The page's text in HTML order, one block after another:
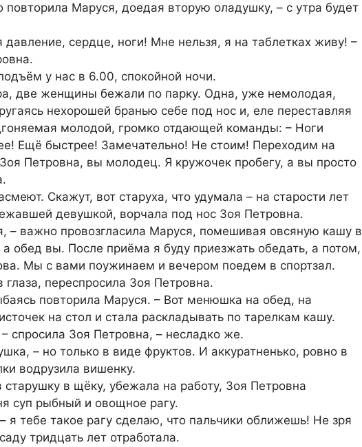
повторила Маруся, доедая вторую оладушку, – с утра будет
сердце, ноги! Мне нельзя, я на таблетках живу! –
у нас в 6.00, спокойной ночи.
две женщины бежали по парку. Одна, уже немолодая,
нехорошей бранью себе под нос и, еле переставляя
молодой, громко отдающей команды: – Ноги
Ещё быстрее! Замечательно! Не стоим! Переходим на
Петровна, вы молодец. Я кружочек пробегу, а вы просто
Скажут, вот старуха, что удумала – на старости лет
девушкой, ворчала под нос Зоя Петровна.
– важно провозгласила Маруся, помешивая овсяную кашу в
обед вы. После приёма я буду приезжать обедать, а потом,
Мы с вами поужинаем и вечером поедем в спортзал.
глаза, переспросила Зоя Петровна.
повторила Маруся. – Вот менюшка на обед, на
на стол и стала раскладывать по тарелкам кашу.
спросила Зоя Петровна, – несладко же.
– но только в виде фруктов. И аккуратненько, ровно в
водрузила вишенку.
в щёку, убежала на работу, Зоя Петровна
суп рыбный и овощное рагу.
я тебе такое рагу сделаю, что пальчики оближешь! Не зря
тридцать лет отработала.